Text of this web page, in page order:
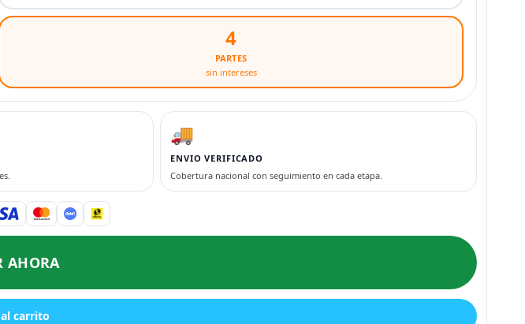
4
PARTES
sin intereses
🚚
ENVIO VERIFICADO
Cobertura nacional con seguimiento en cada etapa.
AHORA
carrito